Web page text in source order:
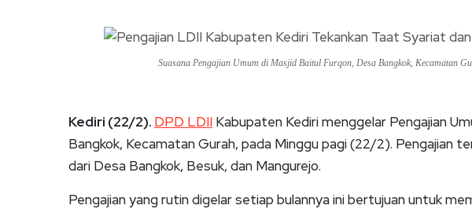
Suasana Pengajian Umum di Masjid Baitul Furqon, Desa Bangkok, Kecamatan
Kediri (22/2). DPD LDII Kabupaten Kediri menggelar Pengajian
Bangkok, Kecamatan Gurah, pada Minggu pagi (22/2). Pengajian
dari Desa Bangkok, Besuk, dan Mangurejo.
Pengajian yang rutin digelar setiap bulannya ini bertujuan untuk